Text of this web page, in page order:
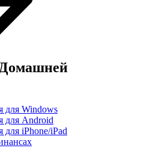
для Windows
для Android
для iPhone/iPad